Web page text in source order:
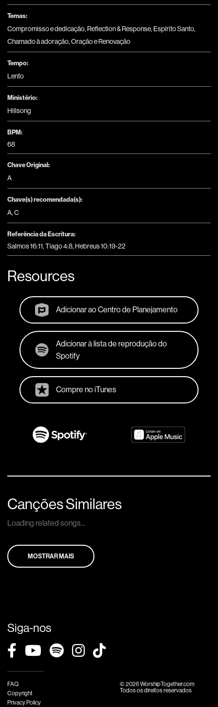
Temas:
Compromisso e dedicação, Reflection & Response, Espírito Santo,
Chamado à adoração,Oração e Renovação
Tempo:
Lento
Ministério:
Hillsong
BPM:
68
Chave Original:
A
Chave(s) recomendada(s):
A,C
Referência da Escritura:
Salmos 16:11, Tiago 4:8, Hebreus 10:19-22
Resources
Adicionar ao Centro de Planejamento
Adicionar à lista de reprodução do
Spotify
Compre no iTunes
Canções Similares
Loading related songs...
MOSTRAR MAIS
Siga-nos
FAQ
Copyright
Privacy Policy
© 2026 WorshipTogether.com
Todos os direitos reservados